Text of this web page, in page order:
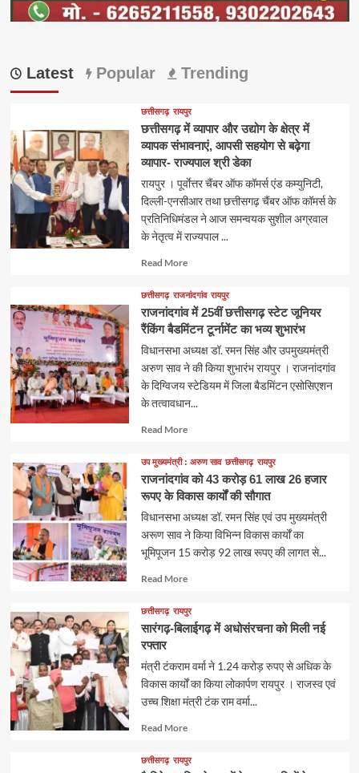
Latest Popular Trending
छत्तीसगढ़ रायपुर
छत्तीसगढ़ में व्यापार और उद्योग के क्षेत्र में
व्यापक संभावनाएं, आपसी सहयोग से बढ़ेगा
व्यापार- राज्यपाल श्री डेका
रायपुर । पूर्वाेत्तर चैंबर ऑफ कॉमर्स एंड कम्युनिटी,
दिल्ली-एनसीआर तथा छत्तीसगढ़ चैंबर ऑफ कॉमर्स के
प्रतिनिधिमंडल ने आज समन्वयक सुशील अग्रवाल
के नेतृत्व में राज्यपाल ...
Read MoreRead
about
छत्तीसगढ़ राजनांदगांव रायपुर
राजनांदगांव में 25वीं छत्तीसगढ़ स्टेट जूनियर
रैंकिंग बैडमिंटन टूर्नामेंट का भव्य शुभारंभ
विधानसभा अध्यक्ष डॉ. रमन सिंह और उपमुख्यमंत्री
अरुण साव ने की किया शुभारंभ रायपुर । राजनांदगांव
के दिग्विजय स्टेडियम में जिला बैडमिंटन एसोसिएशन
के तत्वावधान...
Read MoreRead
about
उप मुख्यमंत्री : अरुण साव छत्तीसगढ़ रायपुर
राजनांदगांव को 43 करोड़ 61 लाख 26 हजार
रूपए के विकास कार्यों की सौगात
विधानसभा अध्यक्ष डॉ. रमन सिंह एवं उप मुख्यमंत्री
अरूण साव ने किया विभिन्न विकास कार्यों का
भूमिपूजन 15 करोड़ 92 लाख रूपए की लागत से...
Read MoreRead
about
छत्तीसगढ़ रायपुर
सारंगढ़-बिलाईगढ़ में अधोसंरचना को मिली नई
रफ्तार
मंत्री टंकराम वर्मा ने 1.24 करोड़ रुपए से अधिक के
विकास कार्यों का किया लोकार्पण रायपुर । राजस्व एवं
उच्च शिक्षा मंत्री टंक राम वर्मा...
Read MoreRead
about
छत्तीसगढ़ रायपुर